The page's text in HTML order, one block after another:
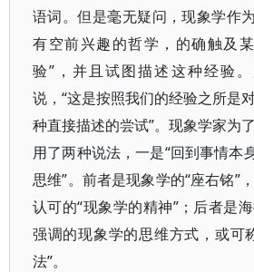
语词。但是毫无疑问，现象学作
有空前兴趣的哲学，的确触及
验”，并且试图描述这种经验
说，“这是按照我们的经验之所是
种直接描述的尝试”。现象学家为
用了两种说法，一是“回到事情本
思维”。前者是现象学的“座右铭”
认可的“现象学的精神”；后者是
强调的现象学的思维方式，或可
法”。